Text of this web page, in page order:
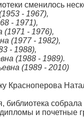
сменилось
- 1967),
- 1971),
(1971 - 1976),
(1977 - 1982),
- 1988),
(1988 - 1989).
(1989 - 2010)
Красноперова
библиотека
и почетные